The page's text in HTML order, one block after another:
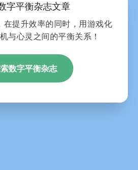
字平衡杂志文章
在提升效率的同时，用游戏化
与心灵之间的平衡关系！
数字平衡杂志